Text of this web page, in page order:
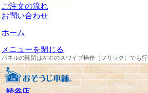
ご注文の流れ
お問い合わせ
ホーム
メニューを閉じる
パネルの開閉は左右のスワイプ操作（フリック）でも